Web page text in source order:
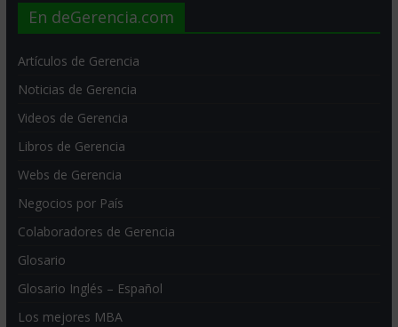
En deGerencia.com
Artículos de Gerencia
Noticias de Gerencia
Videos de Gerencia
Libros de Gerencia
Webs de Gerencia
Negocios por País
Colaboradores de Gerencia
Glosario
Glosario Inglés – Español
Los mejores MBA